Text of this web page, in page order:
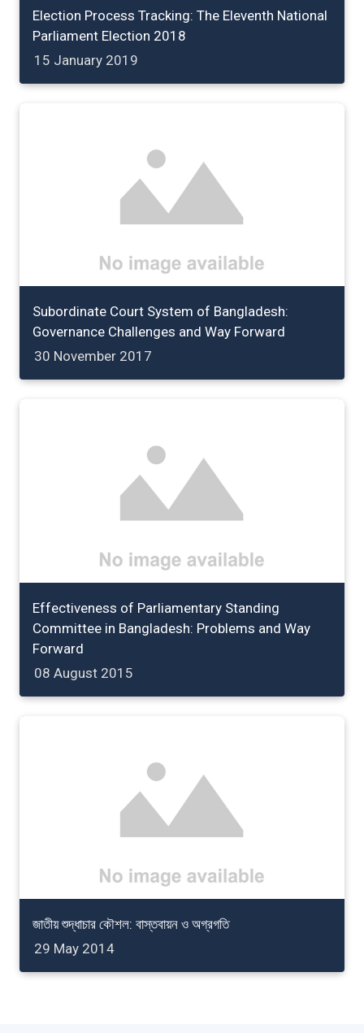
Election Process Tracking: The Eleventh National
Parliament Election 2018
15 January 2019
Subordinate Court System of Bangladesh:
Governance Challenges and Way Forward
30 November 2017
Effectiveness of Parliamentary Standing
Committee in Bangladesh: Problems and Way
Forward
08 August 2015
জাতীয় শুদ্ধাচার কৌশল: বাস্তবায়ন ও অগ্রগতি
29 May 2014